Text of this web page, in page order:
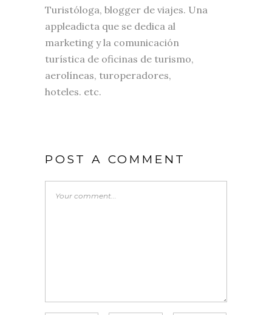
Turistóloga, blogger de viajes. Una
appleadicta que se dedica al
marketing y la comunicación
turística de oficinas de turismo,
aerolíneas, turoperadores,
hoteles. etc.
POST A COMMENT